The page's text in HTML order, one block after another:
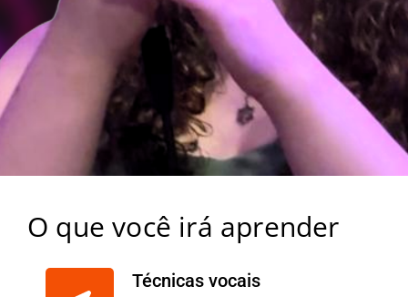
O que você irá aprender
Técnicas vocais